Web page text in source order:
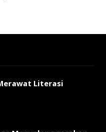
Literasi